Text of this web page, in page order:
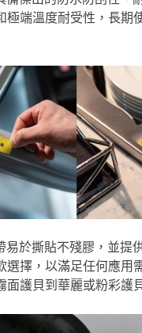
極端溫度耐受性，長期
易於撕貼不殘膠，並提
選擇，以滿足任何應用
面護貝到華麗或粉彩護